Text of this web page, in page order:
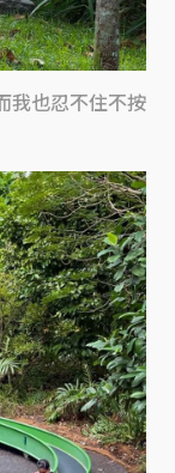
我也忍不住不按